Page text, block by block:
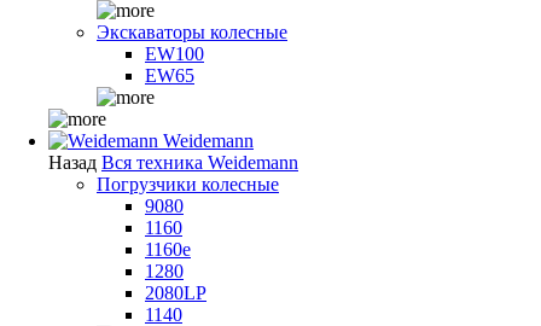
Экскаваторы колесные
EW100
EW65
Weidemann
Назад Вся техника Weidemann
Погрузчики колесные
9080
1160
1160e
1280
2080LP
1140